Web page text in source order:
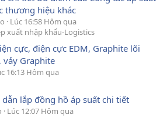
thương hiệu khác
Lúc 16:58 Hôm qua
xuất nhập khẩu-Logistics
cực, điện cực EDM, Graphite lõi
vảy Graphite
16:13 Hôm qua
lắp đồng hồ áp suất chi tiết
Lúc 12:07 Hôm qua